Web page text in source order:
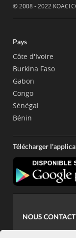
© 2008 - 2022
Pays
Côte d'Ivoire
Burkina Faso
Gabon
Congo
Sénégal
Bénin
Télécharger
NOUS